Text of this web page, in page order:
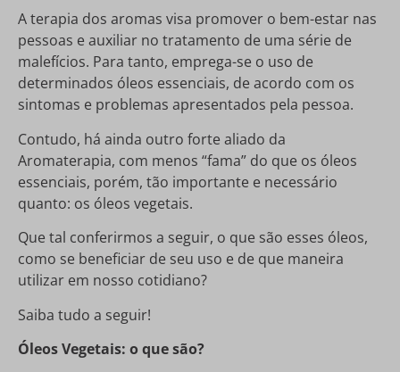
A terapia dos aromas visa promover o bem-estar nas
pessoas e auxiliar no tratamento de uma série de
malefícios. Para tanto, emprega-se o uso de
determinados óleos essenciais, de acordo com os
sintomas e problemas apresentados pela pessoa.
Contudo, há ainda outro forte aliado da
Aromaterapia, com menos “fama” do que os óleos
essenciais, porém, tão importante e necessário
quanto: os óleos vegetais.
Que tal conferirmos a seguir, o que são esses óleos,
como se beneficiar de seu uso e de que maneira
utilizar em nosso cotidiano?
Saiba tudo a seguir!
Óleos Vegetais: o que são?